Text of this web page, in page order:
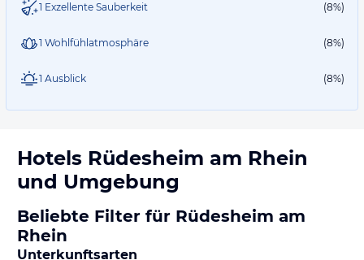
1 Exzellente Sauberkeit (8%)
1 Wohlfühlatmosphäre (8%)
1 Ausblick (8%)
Hotels Rüdesheim am Rhein
und Umgebung
Beliebte Filter für Rüdesheim am
Rhein
Unterkunftsarten